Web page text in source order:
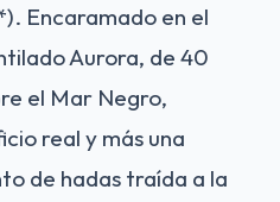
Encaramado en el
Aurora, de 40
el Mar Negro,
real y más una
de hadas traída a la